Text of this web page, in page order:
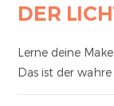
DER
Lerne deine
Das ist der